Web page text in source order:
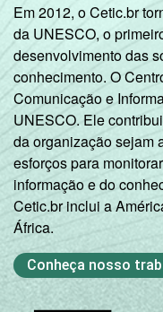
DOMICÍLIO
COM ACESSO
À INTERNET
Fonte:
do Ponto
da Internet
Brasil: TIC
Em 2012, o Cetic.br
da UNESCO, o
desenvolvimento das
conhecimento. O
Comunicação e
UNESCO. Ele
da organização sejam
esforços para
informação e do
Cetic.br inclui a
África.
Conheça nosso